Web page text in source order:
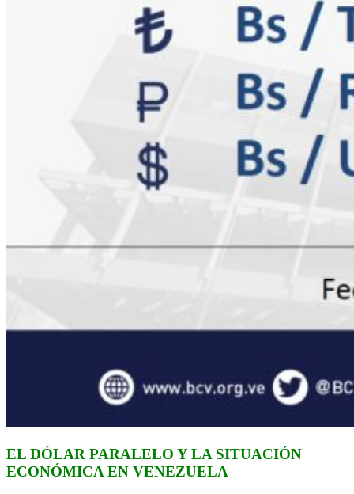
EL DÓLAR PARALELO Y LA SITUACIÓN
ECONÓMICA EN VENEZUELA